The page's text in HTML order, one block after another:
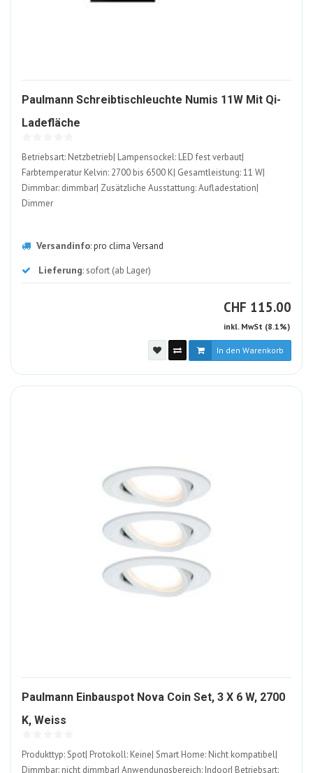
Paulmann Schreibtischleuchte Numis 11W Mit Qi-
Ladefläche
Betriebsart: Netzbetrieb| Lampensockel: LED fest verbaut|
Farbtemperatur Kelvin: 2700 bis 6500 K| Gesamtleistung: 11 W|
Dimmbar: dimmbar| Zusätzliche Ausstattung: Aufladestation|
Dimmer
Versandinfo:pro clima Versand
Lieferung: sofort (ab Lager)
CHF CHF
115.00
inkl. MwSt (8.1%)
In den Warenkorb
Paulmann Einbauspot Nova Coin Set, 3 X 6 W, 2700
K, Weiss
Produkttyp: Spot| Protokoll: Keine| Smart Home: Nicht kompatibel|
Dimmbar: nicht dimmbar| Anwendungsbereich: Indoor| Betriebsart: